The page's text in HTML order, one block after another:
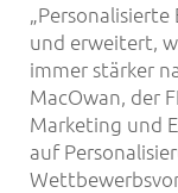
und erweitert,
immer stärker
MacOwan, der
Marketing und
auf